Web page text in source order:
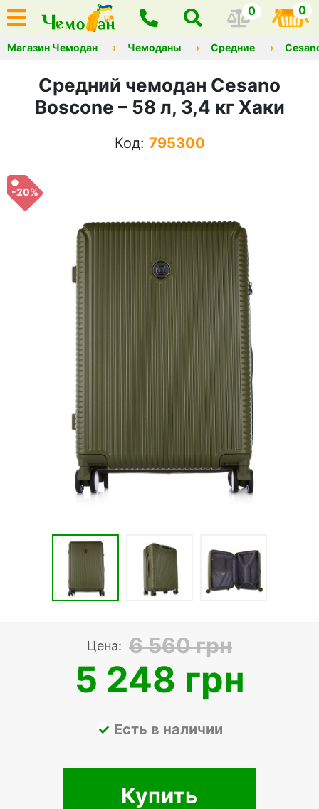
0 0
Магазин Чемодан Чемоданы Средние
Средний чемодан Cesano
Boscone – 58 л, 3,4 кг Хаки
Код: 795300
-20%
Цена: 6 560 грн
5 248 грн
Есть в наличии
Купить